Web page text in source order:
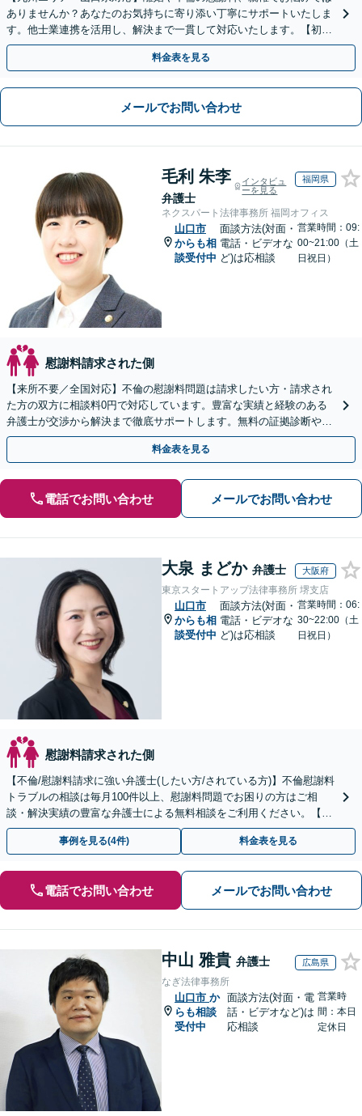
ありませんか？あなたのお気持ちに寄り添い丁寧にサポートいたしま
す。他士業連携を活用し、解決まで一貫して対応いたします。【初回
相談60分無料】
料金表を見る
メールでお問い合わせ
毛利 朱李
弁護士
インタビュ
ーを見る
福岡県
ネクスパート法律事務所 福岡オフィス
山口市
からも相
談受付中
面談方法(対面・
電話・ビデオな
ど)は応相談
営業時間：09:
00~21:00（土
日祝日）
慰謝料請求された側
【来所不要／全国対応】不倫の慰謝料問題は請求したい方・請求され
た方の双方に相談料0円で対応しています。豊富な実績と経験のある
弁護士が交渉から解決まで徹底サポートします。無料の証拠診断や着
手金の返還保証もありますので安心してご相談ください。
料金表を見る
電話でお問い合わせ メールでお問い合わせ
大泉 まどか 弁護士 大阪府
東京スタートアップ法律事務所 堺支店
山口市
からも相
談受付中
面談方法(対面・
電話・ビデオな
ど)は応相談
営業時間：06:
30~22:00（土
日祝日）
慰謝料請求された側
【不倫/慰謝料請求に強い弁護士(したい方/されている方)】不倫慰謝料
トラブルの相談は毎月100件以上、慰謝料問題でお困りの方はご相
談・解決実績の豊富な弁護士による無料相談をご利用ください。【不
倫相談は初回0円】【全国対応】
事例を見る(4件) 料金表を見る
電話でお問い合わせ メールでお問い合わせ
中山 雅貴 弁護士 広島県
なぎ法律事務所
山口市 か
らも相談
受付中
面談方法(対面・電
話・ビデオなど)は
応相談
営業時
間：本日
定休日